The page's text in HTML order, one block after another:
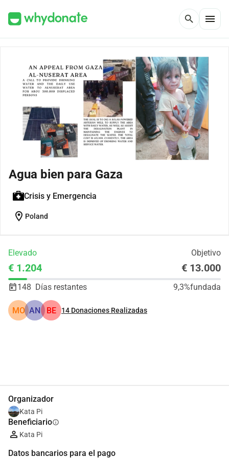
search menu
Agua bien para Gaza
Crisis y Emergencia
location_on Poland
Elevado Objetivo
€ 1.204 € 13.000
148 Días restantes 9,3%fundada
MO AN BE 14 Donaciones Realizadas
Organizador
Kata Pi
Beneficiarioinfo
Kata Pi
Datos bancarios para el pago